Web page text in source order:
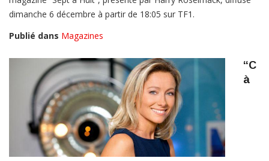
dimanche 6 décembre à partir de 18:05 sur TF1.
Publié dans Magazines
“C
à